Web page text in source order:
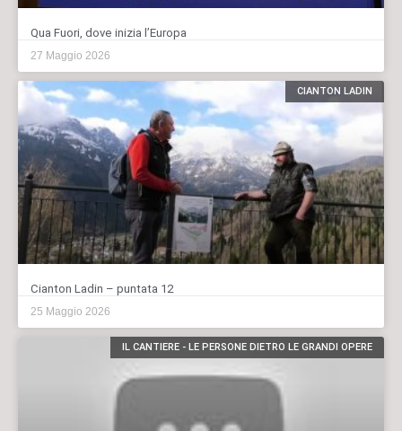
Qua Fuori, dove inizia l’Europa
27 Maggio 2026
CIANTON LADIN
Cianton Ladin – puntata 12
25 Maggio 2026
IL CANTIERE - LE PERSONE DIETRO LE GRANDI OPERE